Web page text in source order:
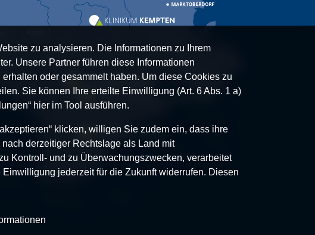
zu analysieren. Die Informationen zu Ihrem
Unsere Partner führen diese Informationen
oder gesammelt haben. Um diese Cookies zu
Sie können Ihre erteilte Einwilligung (Art. 6 Abs. 1 a)
hier im Tool ausführen.
klicken, willigen Sie zudem ein, dass ihre
derzeitiger Rechtslage als Land mit
Kontroll- und zu Überwachungszwecken, verarbeitet
jederzeit für die Zukunft widerrufen. Diesen